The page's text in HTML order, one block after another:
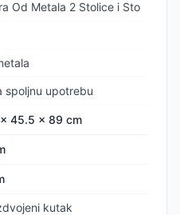
Od Metala 2 Stolice i Sto
spoljnu upotrebu
45.5 x 89 cm
kutak